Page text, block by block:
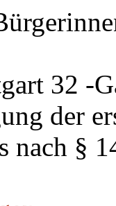
32 -
der
nach §